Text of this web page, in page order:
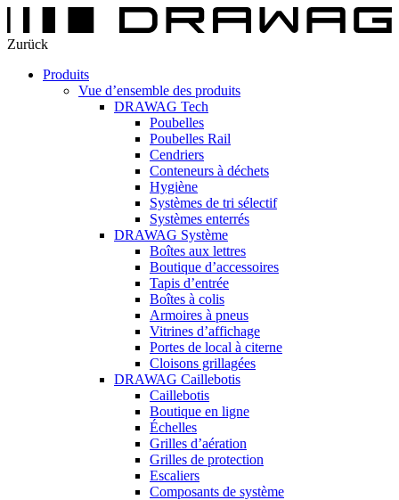
Zurück
Produits
Vue d’ensemble des produits
DRAWAG Tech
Poubelles
Poubelles Rail
Cendriers
Conteneurs à déchets
Hygiène
Systèmes de tri sélectif
Systèmes enterrés
DRAWAG Système
Boîtes aux lettres
Boutique d’accessoires
Tapis d’entrée
Boîtes à colis
Armoires à pneus
Vitrines d’affichage
Portes de local à citerne
Cloisons grillagées
DRAWAG Caillebotis
Caillebotis
Boutique en ligne
Échelles
Grilles d’aération
Grilles de protection
Escaliers
Composants de système